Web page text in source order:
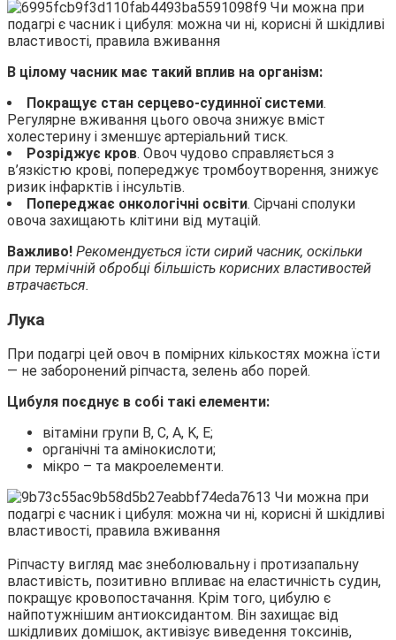
В цілому часник має такий вплив на організм:
Покращує стан серцево-судинної системи.
Регулярне вживання цього овоча знижує вміст
холестерину і зменшує артеріальний тиск.
Розріджує кров. Овоч чудово справляється з
в’язкістю крові, попереджує тромбоутворення, знижує
ризик інфарктів і інсультів.
Попереджає онкологічні освіти. Сірчані сполуки
овоча захищають клітини від мутацій.
Важливо! Рекомендується їсти сирий часник, оскільки
при термічній обробці більшість корисних властивостей
втрачається.
Лука
При подагрі цей овоч в помірних кількостях можна їсти
— не заборонений ріпчаста, зелень або порей.
Цибуля поєднує в собі такі елементи:
вітаміни групи B, C, A, K, E;
органічні та амінокислоти;
мікро – та макроелементи.
Ріпчасту вигляд має знеболювальну і протизапальну
властивість, позитивно впливає на еластичність судин,
покращує кровопостачання. Крім того, цибулю є
найпотужнішим антиоксидантом. Він захищає від
шкідливих домішок, активізує виведення токсинів,